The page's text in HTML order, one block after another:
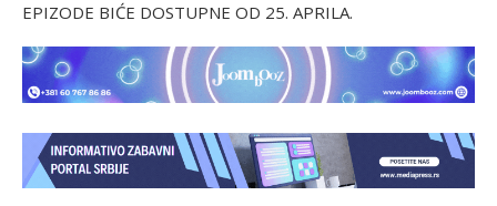
EPIZODE BIĆE DOSTUPNE OD 25. APRILA.